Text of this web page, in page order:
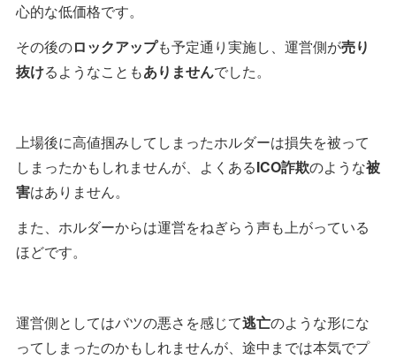
心的な低価格です。
その後のロックアップも予定通り実施し、運営側が売り
抜けるようなこともありませんでした。
上場後に高値掴みしてしまったホルダーは損失を被って
しまったかもしれませんが、よくあるICO詐欺のような被
害はありません。
また、ホルダーからは運営をねぎらう声も上がっている
ほどです。
運営側としてはバツの悪さを感じて逃亡のような形にな
ってしまったのかもしれませんが、途中までは本気でプ